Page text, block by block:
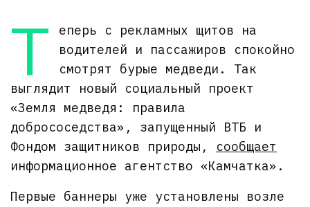
Т
еперь с рекламных щитов на
водителей и пассажиров спокойно
смотрят бурые медведи. Так
выглядит новый социальный проект
«Земля медведя: правила
добрососедства», запущенный ВТБ и
Фондом защитников природы, сообщает
информационное агентство «Камчатка».
Первые баннеры уже установлены возле